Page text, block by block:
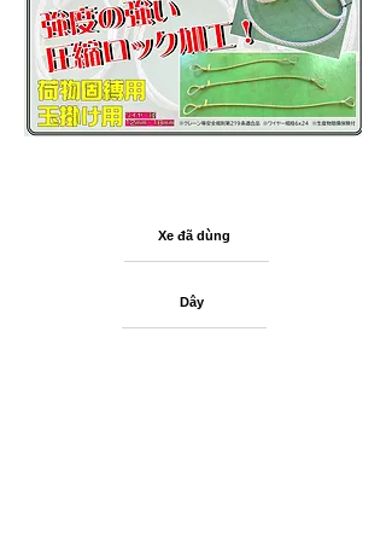
Xe đã dùng
Dây